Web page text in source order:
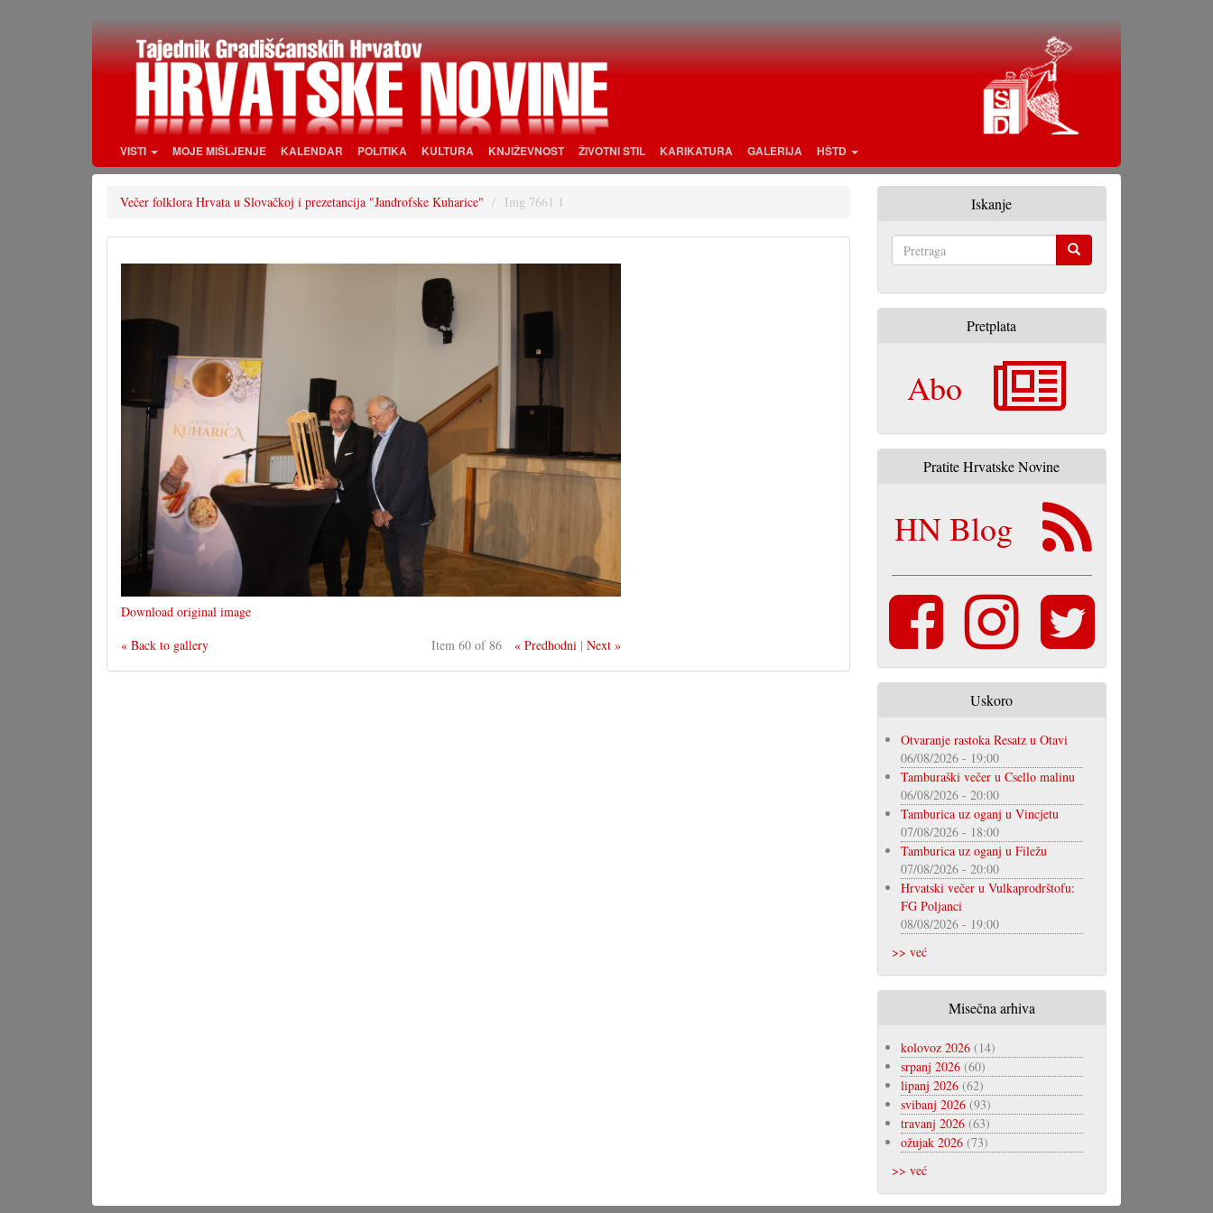
VISTI MOJE MIŠLJENJE KALENDAR POLITIKA KULTURA KNJIŽEVNOST ŽIVOTNI STIL KARIKATURA GALERIJA HŠTD
Večer folklora Hrvata u Slovačkoj i prezetancija "Jandrofske Kuharice" Img 7661 1
Download original image
« Back to gallery
Item 60 of 86 « Predhodni |Next »
Iskanje
Pretplata
Abo
Pratite Hrvatske Novine
HN Blog
Uskoro
Otvaranje rastoka Resatz u Otavi
06/08/2026 - 19:00
Tamburaški večer u Csello malinu
06/08/2026 - 20:00
Tamburica uz oganj u Vincjetu
07/08/2026 - 18:00
Tamburica uz oganj u Filežu
07/08/2026 - 20:00
Hrvatski večer u Vulkaprodrštofu:
FG Poljanci
08/08/2026 - 19:00
>> već
Misečna arhiva
kolovoz 2026(14)
srpanj 2026(60)
lipanj 2026(62)
svibanj 2026(93)
travanj 2026(63)
ožujak 2026(73)
>> već